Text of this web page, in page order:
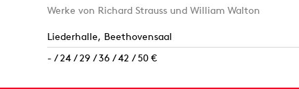
Werke von Richard Strauss und William Walton
Liederhalle, Beethovensaal
- / 24 / 29 / 36 / 42 / 50 €